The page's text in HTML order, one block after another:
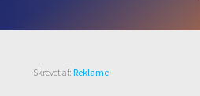
Skrevet af: Reklame